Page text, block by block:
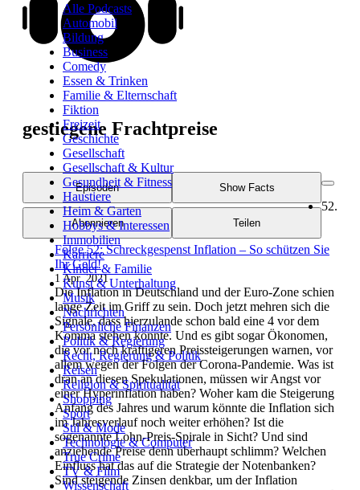
Alle Podcasts
Automobil
Bildung
Business
Comedy
Essen & Trinken
Familie & Elternschaft
Fiktion
Freizeit
Geschichte
Gesellschaft
Gesellschaft & Kultur
Gesundheit & Fitness
Haustiere
Heim & Garten
Hobbys & Interessen
Immobilien
Karriere
Kinder & Familie
Kunst & Unterhaltung
Musik
Nachrichten
Persönliche Finanzen
Politik & Regierung
Recht, Regierung & Politik
Reisen
Religion & Spiritualität
Shopping
Sport
Stil & Mode
Technologie & Computer
True Crime
TV & Film
Wissenschaft
gestiegene Frachtpreise
Episoden Show Facts
Abonnieren Teilen
52.
Folge 52: Schreckgespenst Inflation – So schützen Sie
Ihr Geld!
1 Apr. 2021
Die Inflation in Deutschland und der Euro-Zone schien
lange Zeit im Griff zu sein. Doch jetzt mehren sich die
Signale, dass hierzulande schon bald eine 4 vor dem
Komma stehen könnte. Und es gibt sogar Ökonomen,
die vor noch kräftigeren Preissteigerungen warnen, vor
allem wegen der Folgen der Corona-Pandemie. Was ist
dran an diesen Spekulationen, müssen wir Angst vor
einer Hyperinflation haben? Woher kam die Steigerung
Anfang des Jahres und warum könnte die Inflation sich
im Jahresverlauf noch weiter erhöhen? Ist die
sogenannte Lohn-Preis-Spirale in Sicht? Und sind
anziehende Preise denn überhaupt schlimm? Welchen
Einfluss hat das auf die Strategie der Notenbanken?
Sind steigende Zinsen denkbar, um der Inflation